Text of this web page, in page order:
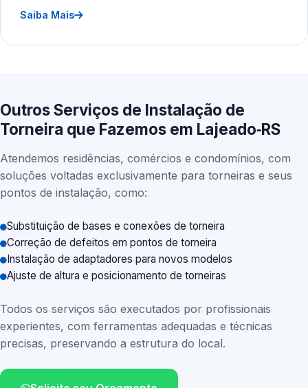
Saiba Mais
Outros Serviços de Instalação de
Torneira que Fazemos em Lajeado‑RS
Atendemos residências, comércios e condomínios, com
soluções voltadas exclusivamente para torneiras e seus
pontos de instalação, como:
Substituição de bases e conexões de torneira
Correção de defeitos em pontos de torneira
Instalação de adaptadores para novos modelos
Ajuste de altura e posicionamento de torneiras
Todos os serviços são executados por profissionais
experientes, com ferramentas adequadas e técnicas
precisas, preservando a estrutura do local.